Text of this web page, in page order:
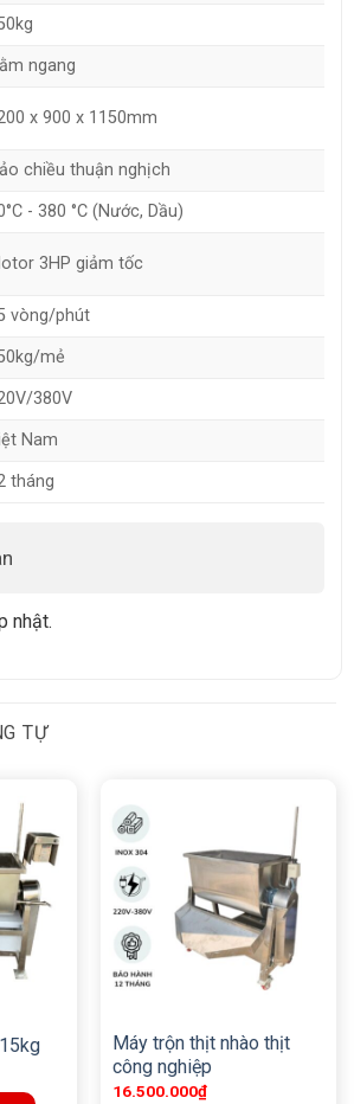
ngang
x 900 x 1150mm
chiều thuận nghịch
- 380 °C (Nước, Dầu)
3HP giảm tốc
vòng/phút
mẻ
380V
Nam
tháng
nhật.
TỰ
Máy trộn thịt nhào thịt
công nghiệp
16.500.000₫